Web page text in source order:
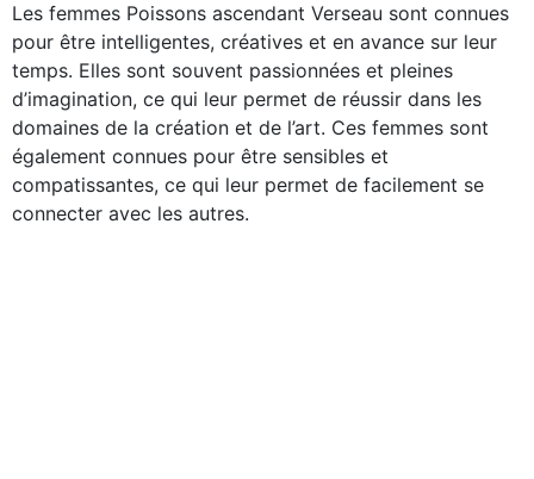
Les femmes Poissons ascendant Verseau sont connues
pour être intelligentes, créatives et en avance sur leur
temps. Elles sont souvent passionnées et pleines
d’imagination, ce qui leur permet de réussir dans les
domaines de la création et de l’art. Ces femmes sont
également connues pour être sensibles et
compatissantes, ce qui leur permet de facilement se
connecter avec les autres.